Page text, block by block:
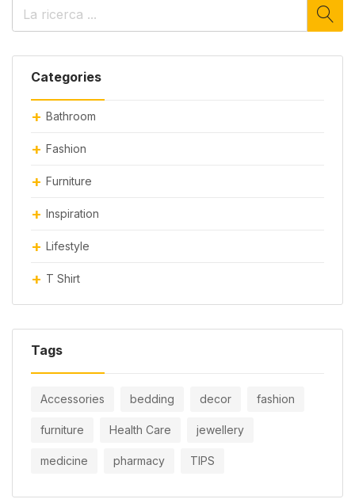
Categories
Bathroom
Fashion
Furniture
Inspiration
Lifestyle
T Shirt
Tags
Accessories bedding decor fashion
furniture Health Care jewellery
medicine pharmacy TIPS